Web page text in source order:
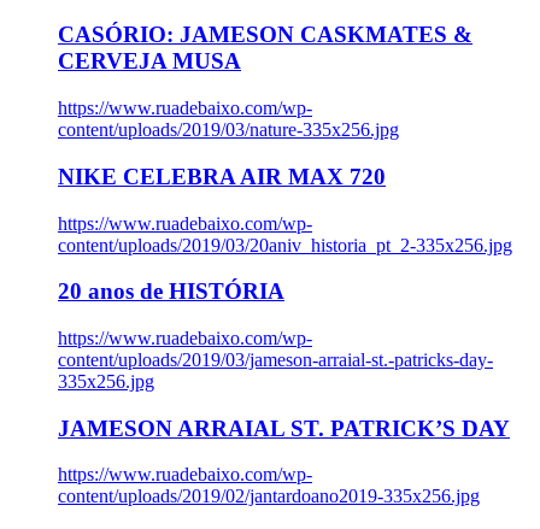
CASÓRIO: JAMESON CASKMATES &
CERVEJA MUSA
https://www.ruadebaixo.com/wp-
content/uploads/2019/03/nature-335x256.jpg
NIKE CELEBRA AIR MAX 720
https://www.ruadebaixo.com/wp-
content/uploads/2019/03/20aniv_historia_pt_2-335x256.jpg
20 anos de HISTÓRIA
https://www.ruadebaixo.com/wp-
content/uploads/2019/03/jameson-arraial-st.-patricks-day-
335x256.jpg
JAMESON ARRAIAL ST. PATRICK’S DAY
https://www.ruadebaixo.com/wp-
content/uploads/2019/02/jantardoano2019-335x256.jpg